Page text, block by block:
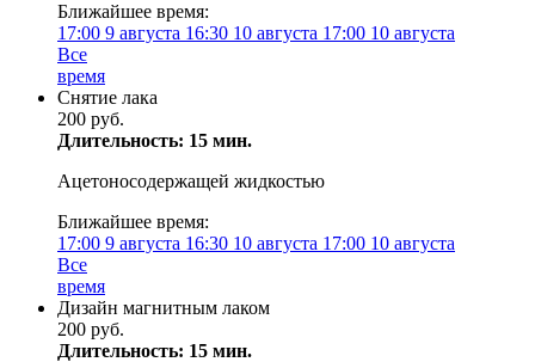
Ближайшее время:
17:00 9 августа 16:30 10 августа 17:00 10 августа
Все
время
Снятие лака
200 руб.
Длительность: 15 мин.
Ацетоносодержащей жидкостью
Ближайшее время:
17:00 9 августа 16:30 10 августа 17:00 10 августа
Все
время
Дизайн магнитным лаком
200 руб.
Длительность: 15 мин.